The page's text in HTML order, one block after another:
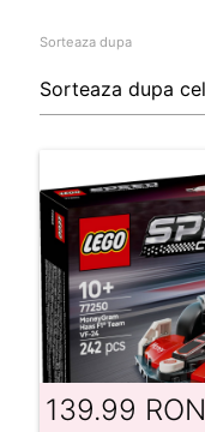
Sorteaza dupa
139.99 RON